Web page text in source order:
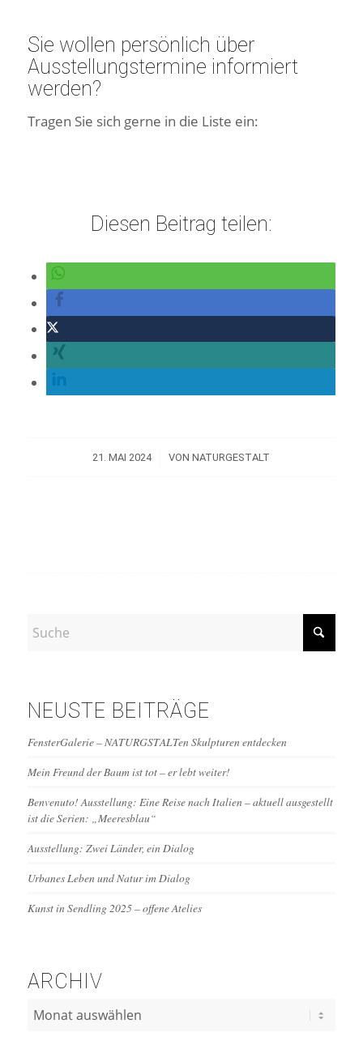
Sie wollen persönlich über
Ausstellungstermine informiert
werden?
Tragen Sie sich gerne in die Liste ein:
Diesen Beitrag teilen:
21. MAI 2024
/ VONNATURGESTALT
NEUSTE BEITRÄGE
FensterGalerie – NATURGSTALTen Skulpturen entdecken
Mein Freund der Baum ist tot – er lebt weiter!
Benvenuto! Ausstellung: Eine Reise nach Italien – aktuell ausgestellt
ist die Serien: „Meeresblau“
Ausstellung: Zwei Länder, ein Dialog
Urbanes Leben und Natur im Dialog
Kunst in Sendling 2025 – offene Atelies
ARCHIV